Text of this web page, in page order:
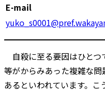
E-mail
自殺に至る要因はひとつ
等がからみあった複雑な問
あるといわれています。